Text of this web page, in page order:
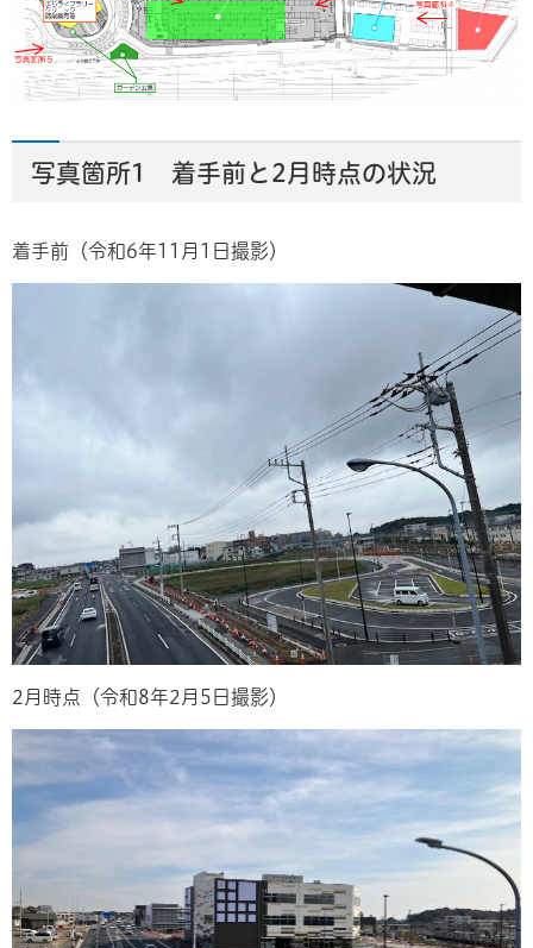
写真箇所1 着手前と2月時点の状況
着手前（令和6年11月1日撮影）
2月時点（令和8年2月5日撮影）